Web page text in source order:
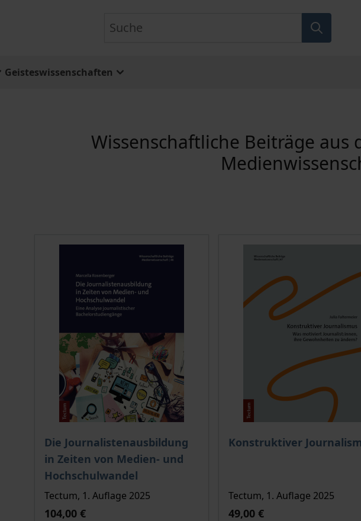
Geisteswissenschaften
Wissenschaftliche Beiträge aus
Die Journalistenausbildung
in Zeiten von Medien- und
Hochschulwandel
Der Preis dieses Titels richtet sich nach der gewählten
Tectum, 1. Auflage 2025
104,00 €
Konstruktiver
Der Preis dieses Titels
Tectum, 1. Auflage 2025
49,00 €